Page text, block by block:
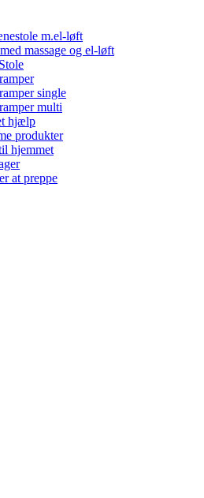
m.el-løft
massage og el-løft
single
multi
hjælp
produkter
hjemmet
at preppe